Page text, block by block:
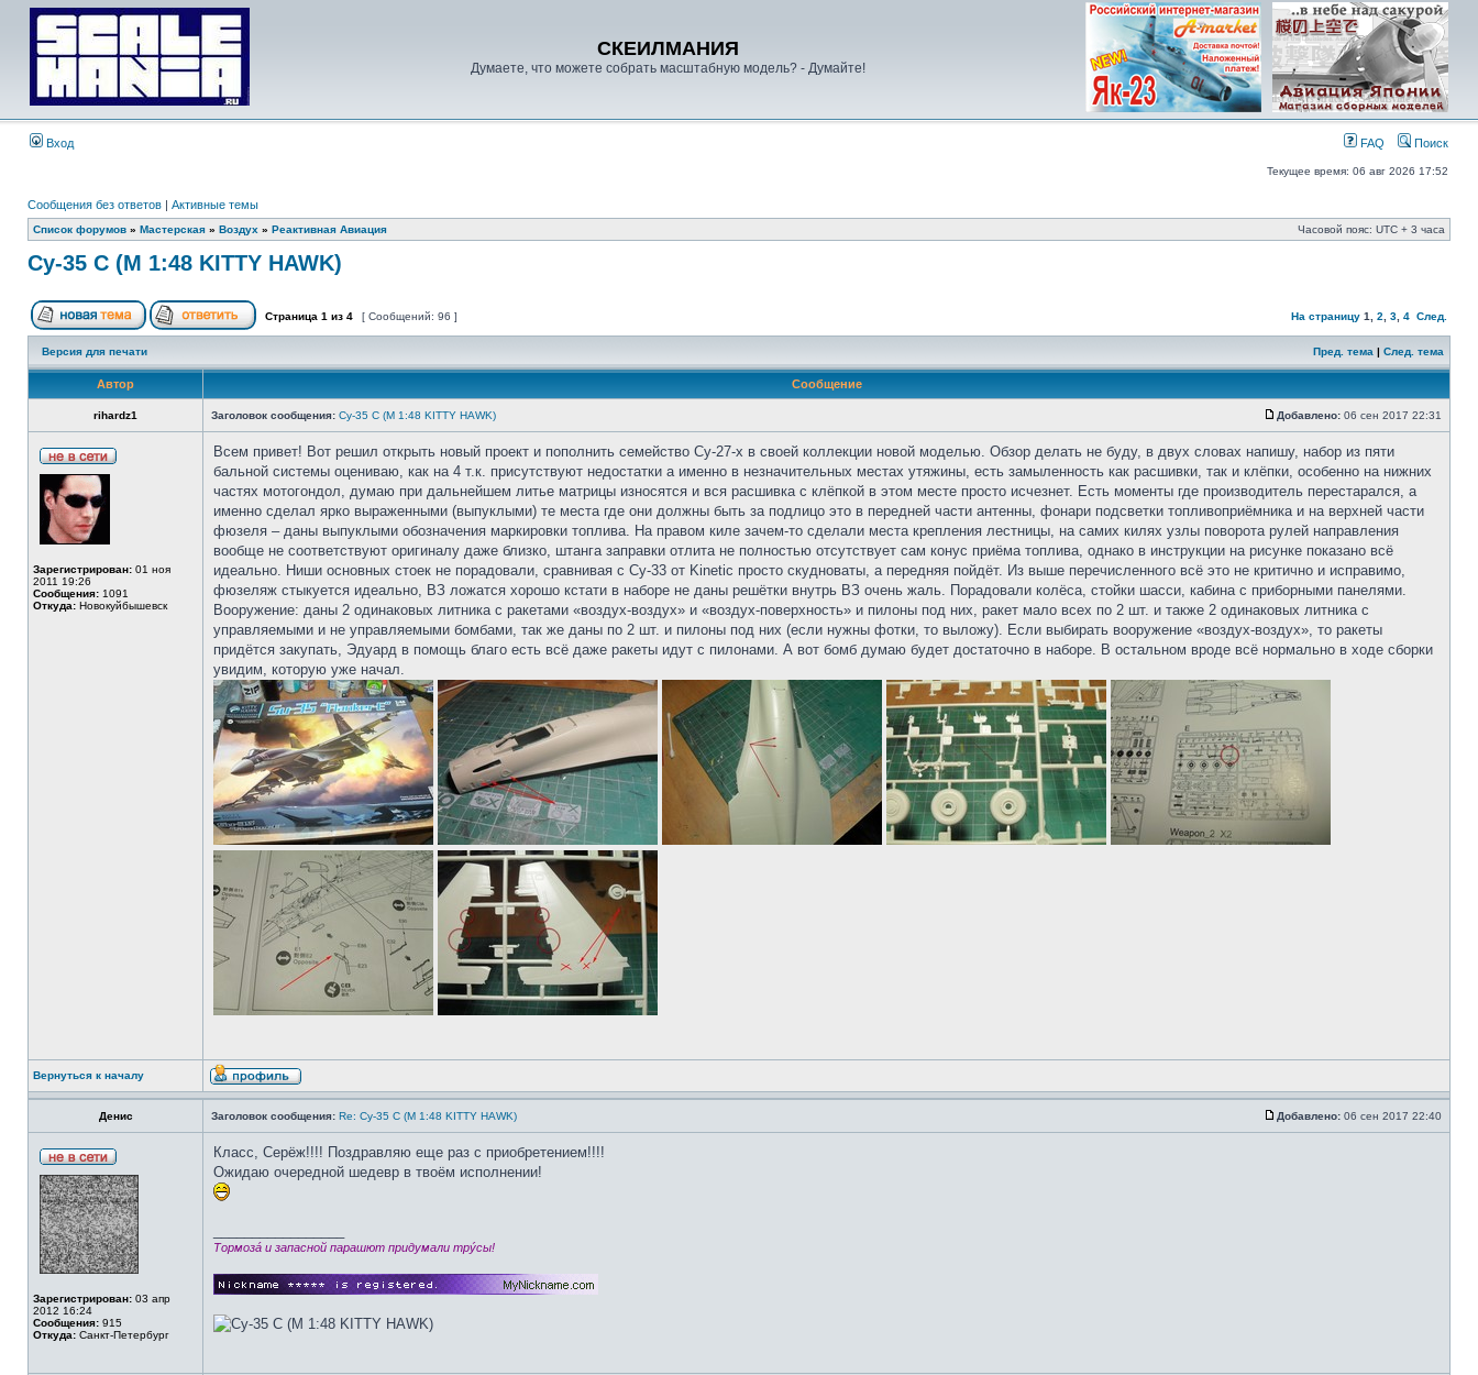
СКЕИЛМАНИЯ
Думаете, что можете собрать масштабную модель? - Думайте!
Вход FAQ Поиск
Текущее время: 06 авг 2026 17:52
Сообщения без ответов | Активные темы
Список форумов » Мастерская » Воздух » Реактивная Авиация Часовой пояс: UTC + 3 часа
Су-35 С (М 1:48 KITTY HAWK)
Страница 1 из 4 [ Сообщений: 96 ] На страницу 1 2 3 4 След.
Версия для печати Пред. тема | След. тема
Автор Сообщение
rihardz1 Заголовок сообщения: Су-35 С (М 1:48 KITTY HAWK) Добавлено: 06 сен 2017 22:31
Зарегистрирован: 01 ноя
2011 19:26
Сообщения: 1091
Откуда: Новокуйбышевск
Всем привет! Вот решил открыть новый проект и пополнить семейство Су-27-х в своей коллекции новой моделью. Обзор делать не буду, в двух словах напишу, набор из пяти
бальной системы оцениваю, как на 4 т.к. присутствуют недостатки а именно в незначительных местах утяжины, есть замыленность как расшивки, так и клёпки, особенно на нижних
частях мотогондол, думаю при дальнейшем литье матрицы износятся и вся расшивка с клёпкой в этом месте просто исчезнет. Есть моменты где производитель перестарался, а
именно сделал ярко выраженными (выпуклыми) те места где они должны быть за подлицо это в передней части антенны, фонари подсветки топливоприёмника и на верхней части
фюзеля – даны выпуклыми обозначения маркировки топлива. На правом киле зачем-то сделали места крепления лестницы, на самих килях узлы поворота рулей направления
вообще не соответствуют оригиналу даже близко, штанга заправки отлита не полностью отсутствует сам конус приёма топлива, однако в инструкции на рисунке показано всё
идеально. Ниши основных стоек не порадовали, сравнивая с Су-33 от Kinetic просто скудноваты, а передняя пойдёт. Из выше перечисленного всё это не критично и исправимо,
фюзеляж стыкуется идеально, ВЗ ложатся хорошо кстати в наборе не даны решётки внутрь ВЗ очень жаль. Порадовали колёса, стойки шасси, кабина с приборными панелями.
Вооружение: даны 2 одинаковых литника с ракетами «воздух-воздух» и «воздух-поверхность» и пилоны под них, ракет мало всех по 2 шт. и также 2 одинаковых литника с
управляемыми и не управляемыми бомбами, так же даны по 2 шт. и пилоны под них (если нужны фотки, то выложу). Если выбирать вооружение «воздух-воздух», то ракеты
придётся закупать, Эдуард в помощь благо есть всё даже ракеты идут с пилонами. А вот бомб думаю будет достаточно в наборе. В остальном вроде всё нормально в ходе сборки
увидим, которую уже начал.
Вернуться к началу
Денис Заголовок сообщения: Re: Су-35 С (М 1:48 KITTY HAWK) Добавлено: 06 сен 2017 22:40
Зарегистрирован: 03 апр
2012 16:24
Сообщения: 915
Откуда: Санкт-Петербург
Класс, Серёж!!!! Поздравляю еще раз с приобретением!!!!
Ожидаю очередной шедевр в твоём исполнении!
Тормозá и запасной парашют придумали трýсы!